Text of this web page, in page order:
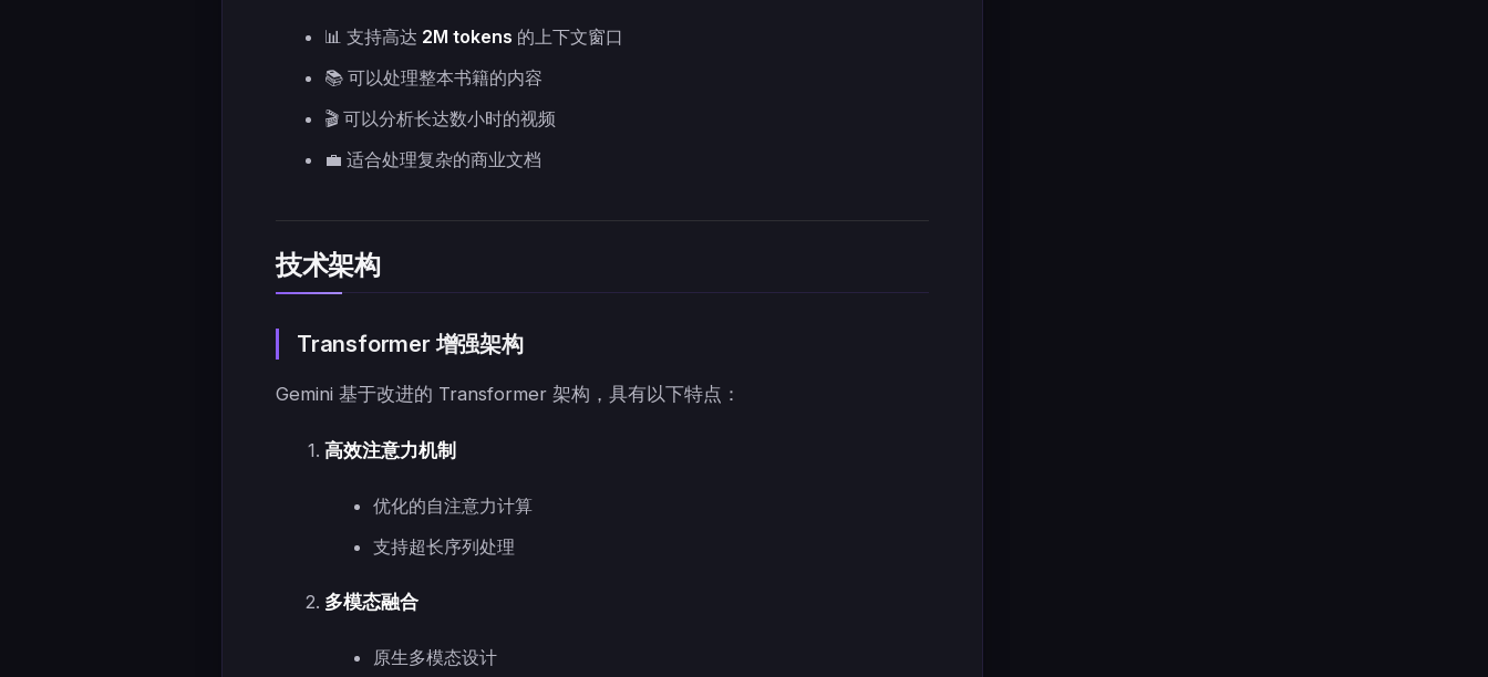
📊 支持高达 2M tokens 的上下文窗口
📚 可以处理整本书籍的内容
🎬 可以分析长达数小时的视频
💼 适合处理复杂的商业文档
技术架构
Transformer 增强架构
Gemini 基于改进的 Transformer 架构，具有以下特点：
高效注意力机制
优化的自注意力计算
支持超长序列处理
多模态融合
原生多模态设计